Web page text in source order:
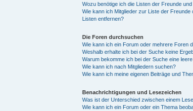
Wozu benötige ich die Listen der Freunde
Wie kann ich Mitglieder zur Liste der
Listen entfernen?
Die Foren durchsuchen
Wie kann ich ein Forum oder mehrere Foren
Weshalb erhalte ich bei der Suche keine
Warum bekomme ich bei der Suche eine
Wie kann ich nach Mitgliedern suchen?
Wie kann ich meine eigenen Beiträge und
Benachrichtigungen und Lesezeichen
Was ist der Unterschied zwischen einem
Wie kann ich ein Forum oder ein Thema